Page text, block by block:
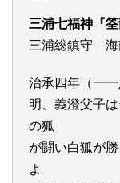
三浦七福神『筌
三浦総鎮守 海
治承四年（一
明、義澄父子
の狐
が闘い白狐が
よ